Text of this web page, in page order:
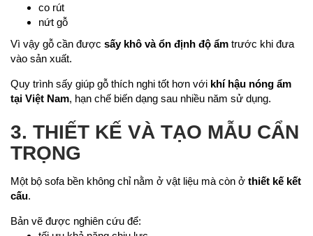
co rút
nứt gỗ
Vì vậy gỗ cần được sấy khô và ổn định độ ẩm trước khi đưa
vào sản xuất.
Quy trình sấy giúp gỗ thích nghi tốt hơn với khí hậu nóng ẩm
tại Việt Nam, hạn chế biến dạng sau nhiều năm sử dụng.
3. THIẾT KẾ VÀ TẠO MẪU CẨN
TRỌNG
Một bộ sofa bền không chỉ nằm ở vật liệu mà còn ở thiết kế kết
cấu.
Bản vẽ được nghiên cứu để: